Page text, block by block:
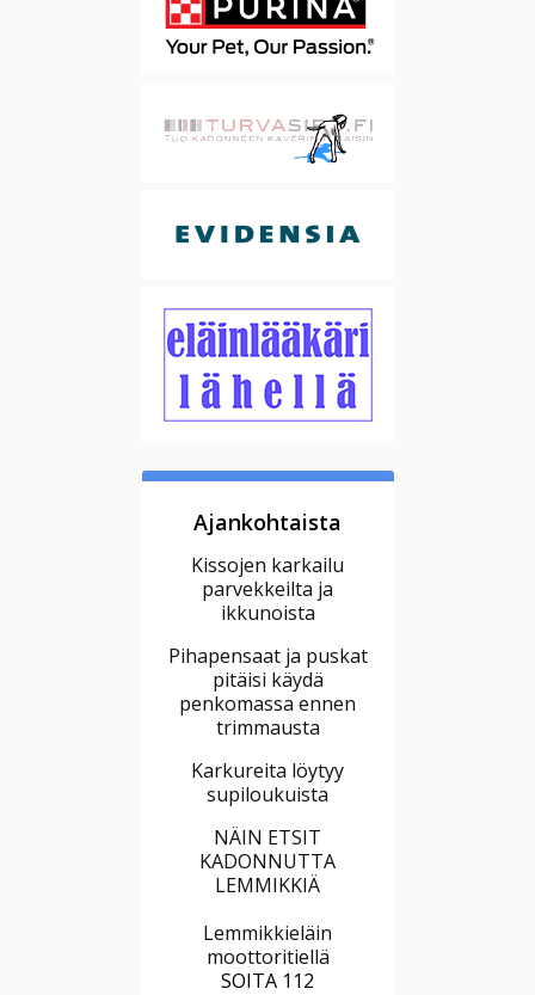
Ajankohtaista
Kissojen karkailu
parvekkeilta ja
ikkunoista
Pihapensaat ja puskat
pitäisi käydä
penkomassa ennen
trimmausta
Karkureita löytyy
supiloukuista
NÄIN ETSIT
KADONNUTTA
LEMMIKKIÄ
Lemmikkieläin
moottoritiellä
SOITA 112